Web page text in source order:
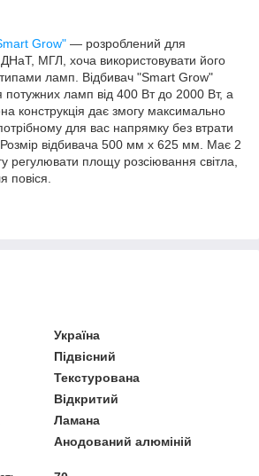
Grow" — розроблений для
МГЛ, хоча використовувати його
ламп. Відбивач "Smart Grow"
потужних ламп від 400 Вт до 2000 Вт, а
конструкція дає змогу максимально
для вас напрямку без втрати
відбивача 500 мм х 625 мм. Має 2
регулювати площу розсіювання світла,
повіся.
Україна
Підвісний
Текстурована
Відкритий
Ламана
Анодований алюміній